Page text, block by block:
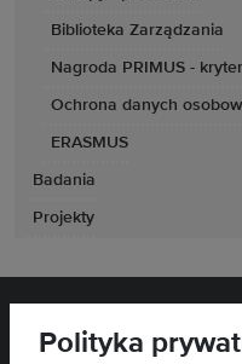
Biblioteka Zarządzania
Nagroda PRIMUS -
Ochrona danych
ERASMUS
Badania
Projekty
Polityka